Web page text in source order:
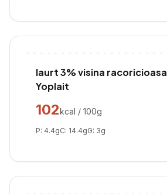
Iaurt 3% visina racoricioasa
Yoplait
102kcal / 100g
P: 4.4gC: 14.4gG: 3g